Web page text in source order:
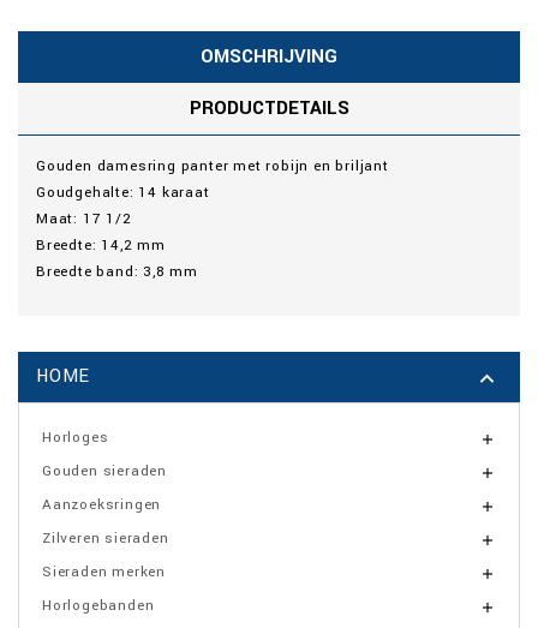
OMSCHRIJVING
PRODUCTDETAILS
Gouden damesring panter met robijn en briljant
Goudgehalte: 14 karaat
Maat: 17 1/2
Breedte: 14,2 mm
Breedte band: 3,8 mm
HOME 
Horloges 
Gouden sieraden 
Aanzoeksringen 
Zilveren sieraden 
Sieraden merken 
Horlogebanden 